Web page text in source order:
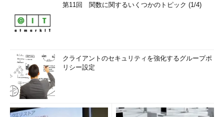
第11回 関数に関するいくつかのトピック (1/4)
クライアントのセキュリティを強化するグループポ
リシー設定